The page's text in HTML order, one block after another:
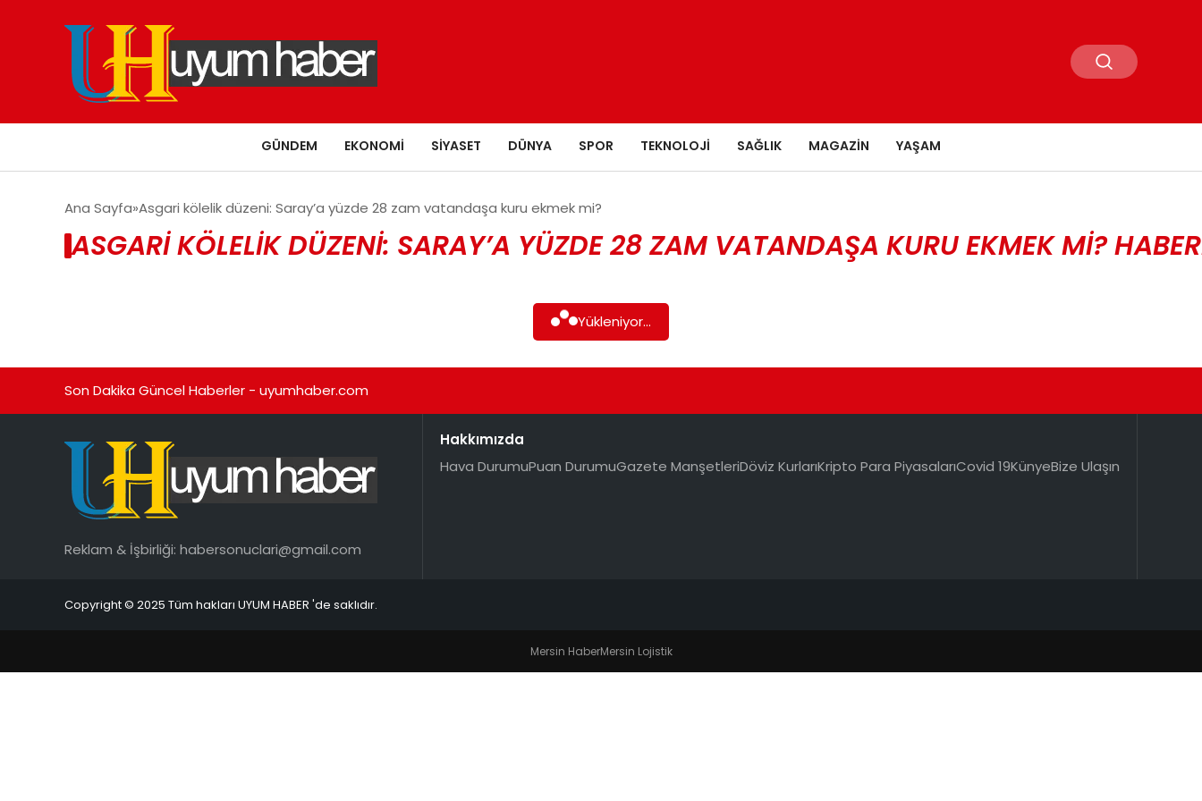
GÜNDEM EKONOMI SIYASET DÜNYA SPOR TEKNOLOJI SAĞLIK MAGAZIN YAŞAM
Ana Sayfa Asgari kölelik düzeni: Saray’a yüzde 28 zam vatandaşa kuru ekmek mi?
ASGARI KÖLELIK DÜZENI: SARAY’A YÜZDE 28 ZAM VATANDAŞA KURU EKMEK MI?
Yükleniyor...
Son Dakika Güncel Haberler - uyumhaber.com
Reklam & İşbirliği: habersonuclari@gmail.com
Hakkımızda
Hava DurumuPuan DurumuGazete ManşetleriDöviz KurlarıKripto Para PiyasalarıCovid 19KünyeBize Ulaşın
Copyright © 2025 Tüm hakları UYUM HABER 'de saklıdır.
Mersin HaberMersin Lojistik